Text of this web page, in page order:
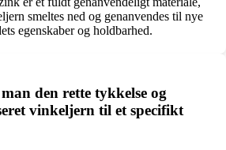
smeltes ned og genanvendes til nye
egenskaber og holdbarhed.
den rette tykkelse og
vinkeljern til et specifikt